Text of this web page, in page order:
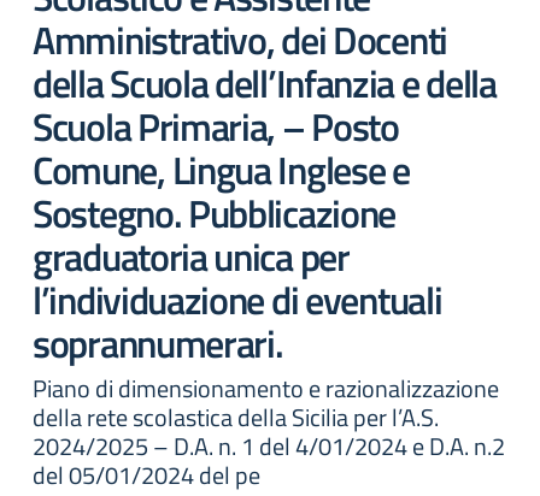
Amministrativo, dei Docenti
della Scuola dell’Infanzia e della
Scuola Primaria, – Posto
Comune, Lingua Inglese e
Sostegno. Pubblicazione
graduatoria unica per
l’individuazione di eventuali
soprannumerari.
Piano di dimensionamento e razionalizzazione
della rete scolastica della Sicilia per l’A.S.
2024/2025 – D.A. n. 1 del 4/01/2024 e D.A. n.2
del 05/01/2024 del pe